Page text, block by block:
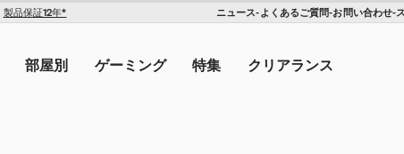
製品保証12年* ニュース- よくあるご質問-お問い合わせ-
部屋別 ゲーミング 特集 クリアランス